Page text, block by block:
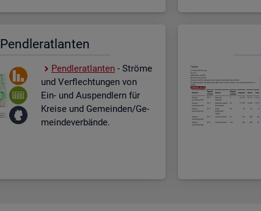
Pend­ler­at­lan­ten
Pend­ler­at­lan­ten- Strö­me
und Ver­flech­tun­gen von
Ein- und Aus­pend­lern für
Krei­se und Ge­mein­den/Ge­
mein­de­ver­bän­de.